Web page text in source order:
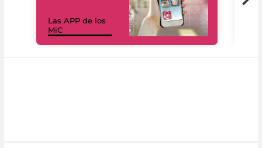
Las APP de los
MiC